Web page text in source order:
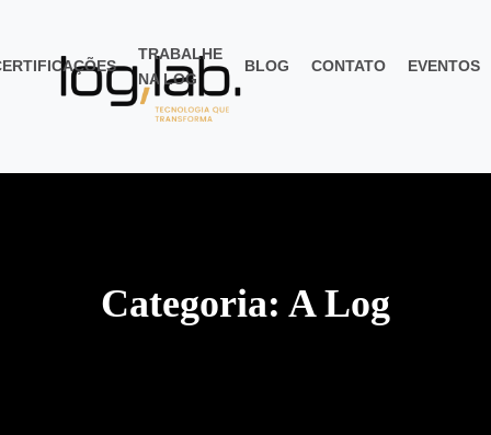
TRABALHE
NA LOG
BLOG CONTATO EVENTOS
Categoria: A Log